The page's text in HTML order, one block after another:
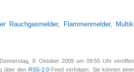
Rauchgasmelder, Flammenmelder,
8. Oktober 2009 um 09:55 Uhr
über den RSS-2.0-Feed verfolgen. Sie können